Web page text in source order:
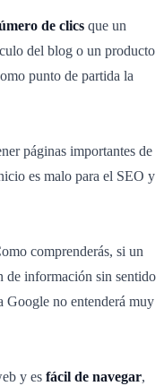
de clics que un
del blog o un producto
punto de partida la
páginas importantes de
es malo para el SEO y
comprenderás, si un
de información sin sentido
Google no entenderá muy
y es fácil de navegar,